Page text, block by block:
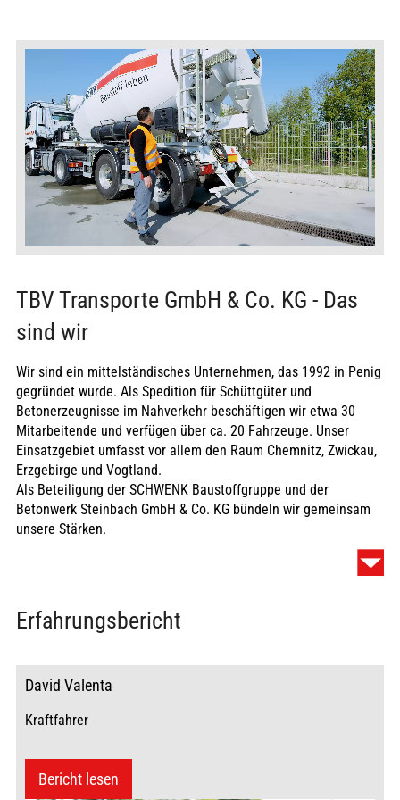
Technik
TBV Transporte GmbH & Co. KG - Das
sind wir
Wir sind ein mittelständisches Unternehmen, das 1992 in Penig
gegründet wurde. Als Spedition für Schüttgüter und
Betonerzeugnisse im Nahverkehr beschäftigen wir etwa 30
Mitarbeitende und verfügen über ca. 20 Fahrzeuge. Unser
Einsatzgebiet umfasst vor allem den Raum Chemnitz, Zwickau,
Erzgebirge und Vogtland.
Als Beteiligung der SCHWENK Baustoffgruppe und der
Betonwerk Steinbach GmbH & Co. KG bündeln wir gemeinsam
unsere Stärken.
Wofür wir stehen
Wir leben unseren Baustoff. Das bedeutet zum einen, dass wir
unsere Energie in die stetige Weiterentwicklung unserer
die Optimierung unserer Prozesse und Strukturen. Zum anderen
Infrastruktur und Lebensraum entstehen, die Stabilität bieten
und uns alle verbinden. Hierbei leben wir Verantwortung
Erfahrungsbericht
David Valenta
Kraftfahrer
Bericht lesen